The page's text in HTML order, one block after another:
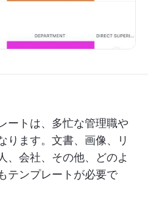
ートは、多忙な管理職や
ります。文書、画像、リ
、会社、その他、どのよ
テンプレートが必要で